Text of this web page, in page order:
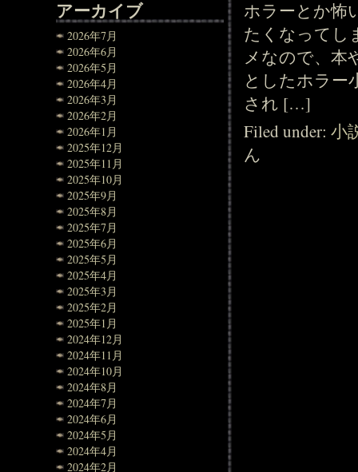
アーカイブ
2026年7月
2026年6月
2026年5月
2026年4月
2026年3月
2026年2月
2026年1月
2025年12月
2025年11月
2025年10月
2025年9月
2025年8月
2025年7月
2025年6月
2025年5月
2025年4月
2025年3月
2025年2月
2025年1月
2024年12月
2024年11月
2024年10月
2024年8月
2024年7月
2024年6月
2024年5月
2024年4月
2024年2月
ホラーとか怖
たくなってし
メなので、本
としたホラー
され […]
Filed under:小
ん